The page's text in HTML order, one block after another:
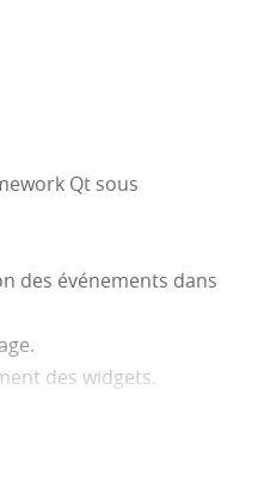
Qt sous
des événements dans
des widgets.